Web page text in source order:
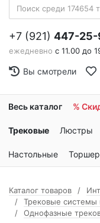
+7 (921) 447-25-
ежедневно с 11.00 до
Вы смотрели
Весь каталог %
Трековые Люстры
Настольные
Каталог товаров
Трековые системы
Однофазные